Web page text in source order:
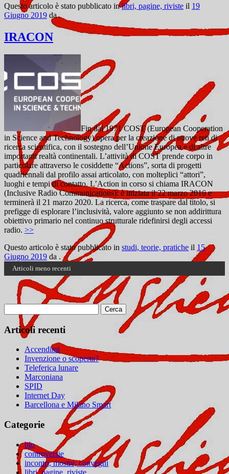
Questo articolo è stato pubblicato inlibri, pagine, riviste il 19
Giugno 2019 da.
IRACON
Fin dal 1971 COST (European Cooperation
in Science and Technology) opera per la creazione di nuove reti di
ricerca scientifica, con il sostegno dell’Unione Europea e di altre
importanti realtà continentali. L’attività di COST prende corpo in
particolare attraverso le cosiddette “Actions”, sorta di progetti
quadriennali dal profilo assai articolato, con molteplici “attori”,
luoghi e tempi di contatto. L’Action in corso si chiama IRACON
(Inclusive Radio Communications): è iniziata il 22 marzo 2016 e
terminerà il 21 marzo 2020. La ricerca, come traspare dal titolo, si
prefigge di esplorare l’inclusività, valore aggiunto se non addirittura
obiettivo primario nel continuo strutturale ridefinirsi degli accessi
radio. >>
Questo articolo è stato pubblicato in studi, teorie, pratiche il 15
Giugno 2019 da .
Articoli meno recenti
per:
Articoli recenti
Accendimi
Invenzione o scoperta?
Teleferica lunare
Marconiana
SPID
Internet Day
Barcellona e Milano Smart
Categorie
bio
controversie
incontri, mostre, convegni
libri, pagine, riviste